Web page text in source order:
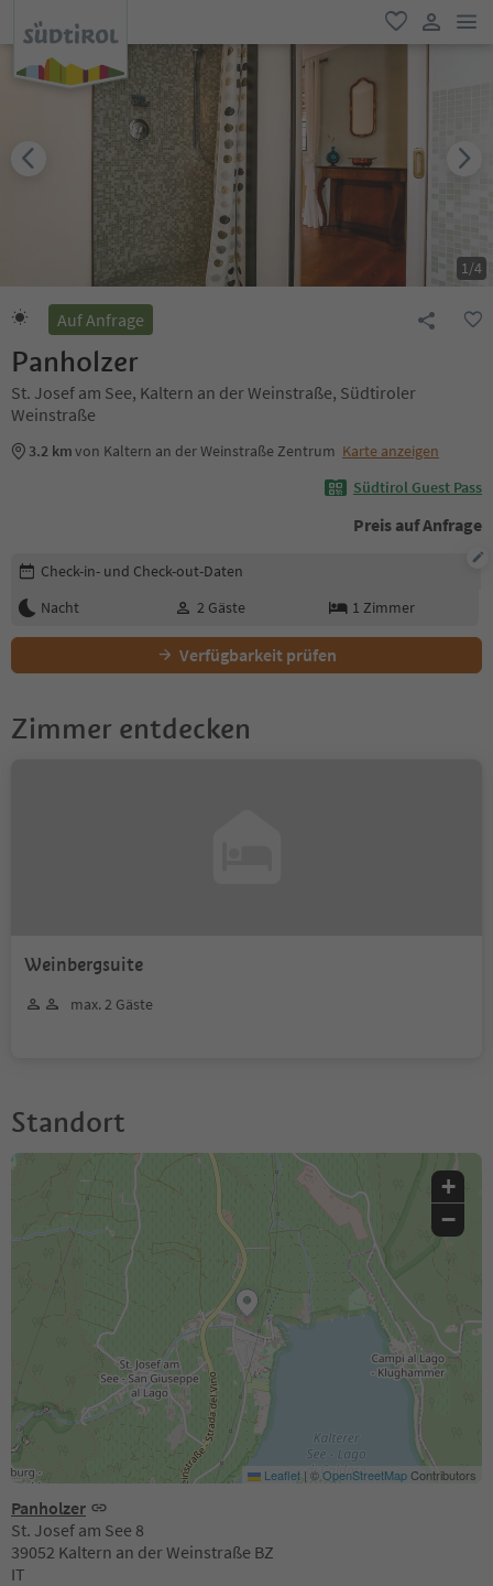
favorit
user link
1/4
Auf Anfrage
Panholzer
St. Josef am See, Kaltern an der Weinstraße, Südtiroler
Weinstraße
3.2 kmvon Kaltern an der Weinstraße Zentrum Karte anzeigen
Südtirol Guest Pass
Preis auf Anfrage
Buchungsdetails bearbeiten
Check-in- und Check-out-Daten
Nacht
2 Gäste 1 Zimmer
Verfügbarkeit prüfen
Zimmer entdecken
Weinbergsuite
max. 2 Gäste
Standort
Panholzer
St. Josef am See 8
39052 Kaltern an der Weinstraße BZ
IT
+
−
Leaflet | ©OpenStreetMapContributors